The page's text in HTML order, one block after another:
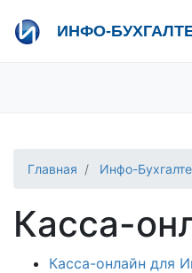
ИНФО-
Главная Инфо-
Касса-
Касса-онлайн для